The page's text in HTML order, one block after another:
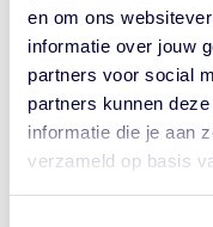
en om ons
informatie over jouw
partners voor social
partners kunnen
informatie die je aan
verzameld op basis
De komende dagen
van de Basketball
zondag 22 maart
beste teams van
eerste prijs van